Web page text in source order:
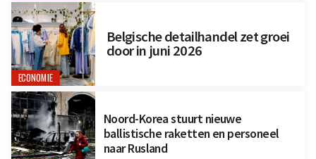
ECONOMIE
Belgische detailhandel zet groei
door in juni 2026
Noord-Korea stuurt nieuwe
ballistische raketten en personeel
naar Rusland